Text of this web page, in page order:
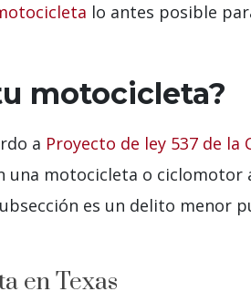
lo antes posible
motocicleta?
a Proyecto de ley 537 de la
una motocicleta o ciclomotor
es un delito menor
en Texas